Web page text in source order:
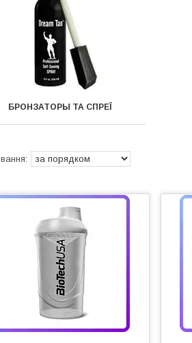
БРОНЗАТОРЫ ТА СПРЕЇ